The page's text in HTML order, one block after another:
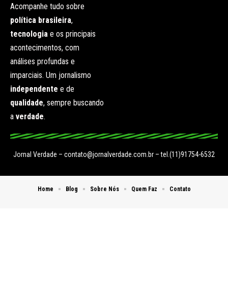
Acompanhe tudo sobre
política brasileira,
tecnologia e os principais
acontecimentos, com
análises profundas e
imparciais. Um jornalismo
independente e de
qualidade, sempre buscando
a verdade.
Jornal Verdade – contato@jornalverdade.com.br – tel.(11)91754-6532
Home Blog Sobre Nós Quem Faz Contato